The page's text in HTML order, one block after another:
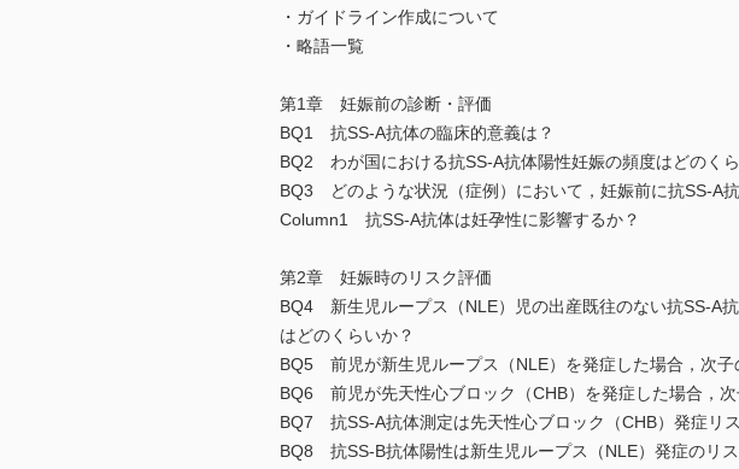
・ガイドライン作成について
・略語一覧
第1章 妊娠前の診断・評価
BQ1 抗SS-A抗体の臨床的意義は？
BQ2 わが国における抗SS-A抗体陽性妊娠の頻度はどのく
BQ3 どのような状況（症例）において，妊娠前に抗SS-A
Column1 抗SS-A抗体は妊孕性に影響するか？
第2章 妊娠時のリスク評価
BQ4 新生児ループス（NLE）児の出産既往のない抗SS-A
はどのくらいか？
BQ5 前児が新生児ループス（NLE）を発症した場合，次子
BQ6 前児が先天性心ブロック（CHB）を発症した場合，
BQ7 抗SS-A抗体測定は先天性心ブロック（CHB）発症リ
BQ8 抗SS-B抗体陽性は新生児ループス（NLE）発症のリ